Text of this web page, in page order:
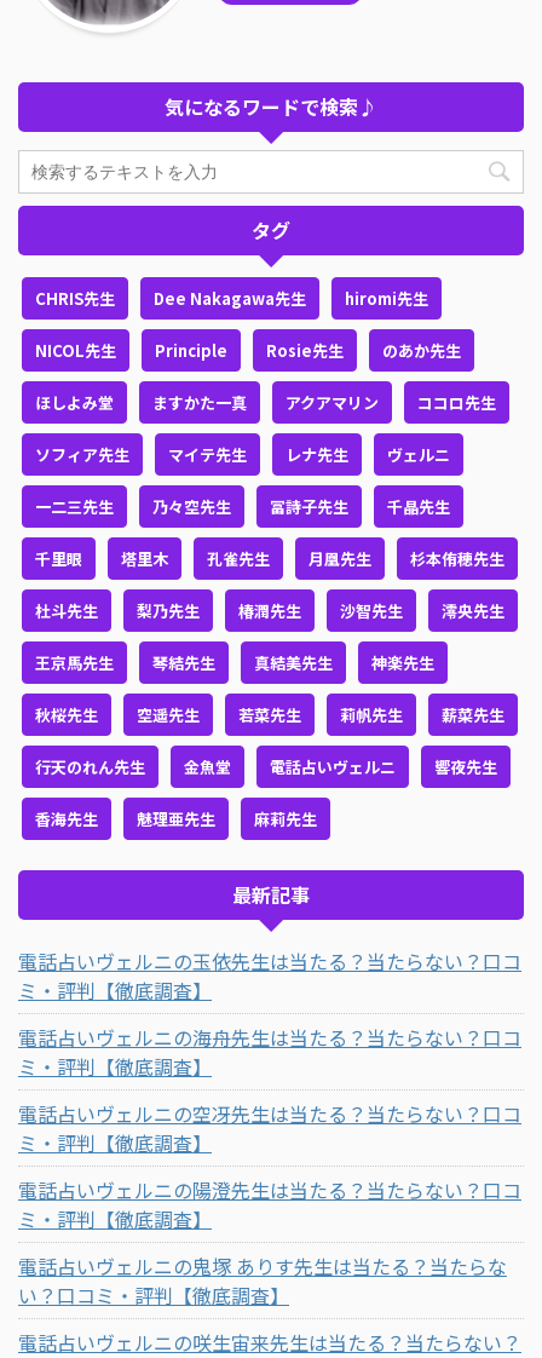
気になるワードで検索♪
タグ
CHRIS先生 Dee Nakagawa先生 hiromi先生
NICOL先生 Principle Rosie先生 のあか先生
ほしよみ堂 ますかた一真 アクアマリン ココロ先生
ソフィア先生 マイテ先生 レナ先生 ヴェルニ
一二三先生 乃々空先生 冨詩子先生 千晶先生
千里眼 塔里木 孔雀先生 月凰先生 杉本侑穂先生
杜斗先生 梨乃先生 椿潤先生 沙智先生 澪央先生
王京馬先生 琴結先生 真結美先生 神楽先生
秋桜先生 空遥先生 若菜先生 莉帆先生 薪菜先生
行天のれん先生 金魚堂 電話占いヴェルニ 響夜先生
香海先生 魅理亜先生 麻莉先生
最新記事
電話占いヴェルニの玉依先生は当たる？当たらない？口コ
ミ・評判【徹底調査】
電話占いヴェルニの海舟先生は当たる？当たらない？口コ
ミ・評判【徹底調査】
電話占いヴェルニの空冴先生は当たる？当たらない？口コ
ミ・評判【徹底調査】
電話占いヴェルニの陽澄先生は当たる？当たらない？口コ
ミ・評判【徹底調査】
電話占いヴェルニの鬼塚 ありす先生は当たる？当たらな
い？口コミ・評判【徹底調査】
電話占いヴェルニの咲生宙来先生は当たる？当たらない？